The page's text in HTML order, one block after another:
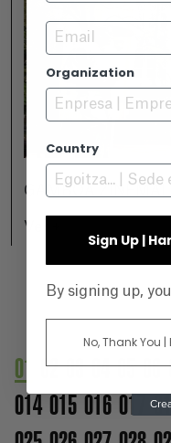
GAMBOA
Ver +
01 02 03 04 05 06
014 015 016 017
Email
Organization
Country
Sign Up |
By signing up,
No, Thank You